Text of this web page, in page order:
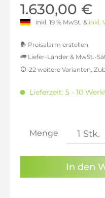
1.630,00 €
inkl. 19 % MwSt. & inkl.
Preisalarm erstellen
Sie haben die
Kenntnis genommen.
Liefer-Länder & MwSt.-
inkl. 16% MwSt.:
inkl. 20% MwSt.:
inkl. 21% MwSt.:
inkl. 22% MwSt.:
22 weitere Varianten,
Lieferzeit: 5 - 10
Menge
In den